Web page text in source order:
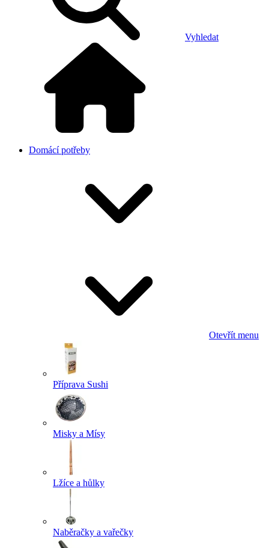
Vyhledat
Domácí potřeby
Otevřít menu
Příprava Sushi
Misky a Mísy
Lžíce a hůlky
Naběračky a vařečky